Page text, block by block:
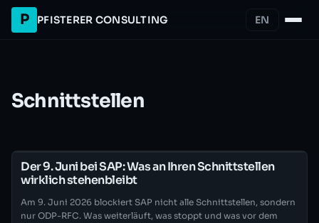
P PFISTERER CONSULTING EN
Schnittstellen
Der 9. Juni bei SAP: Was an Ihren Schnittstellen
wirklich stehenbleibt
Am 9. Juni 2026 blockiert SAP nicht alle Schnittstellen, sondern
nur ODP-RFC. Was weiterläuft, was stoppt und was vor dem